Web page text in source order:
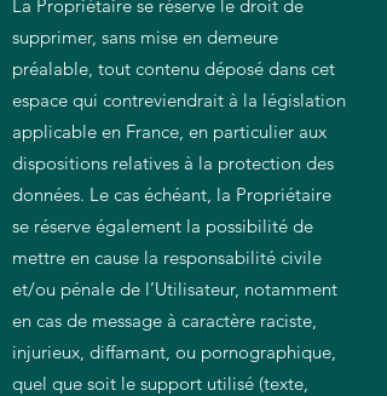
La Propriétaire se réserve le droit de
supprimer, sans mise en demeure
préalable, tout contenu déposé dans cet
espace qui contreviendrait à la législation
applicable en France, en particulier aux
dispositions relatives à la protection des
données. Le cas échéant, la Propriétaire
se réserve également la possibilité de
mettre en cause la responsabilité civile
et/ou pénale de l’Utilisateur, notamment
en cas de message à caractère raciste,
injurieux, diffamant, ou pornographique,
quel que soit le support utilisé (texte,